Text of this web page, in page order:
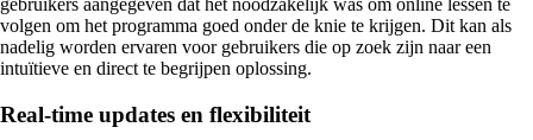
gebruikers aangegeven dat het noodzakelijk was om online lessen te
volgen om het programma goed onder de knie te krijgen. Dit kan als
nadelig worden ervaren voor gebruikers die op zoek zijn naar een
intuïtieve en direct te begrijpen oplossing.
Real-time updates en flexibiliteit